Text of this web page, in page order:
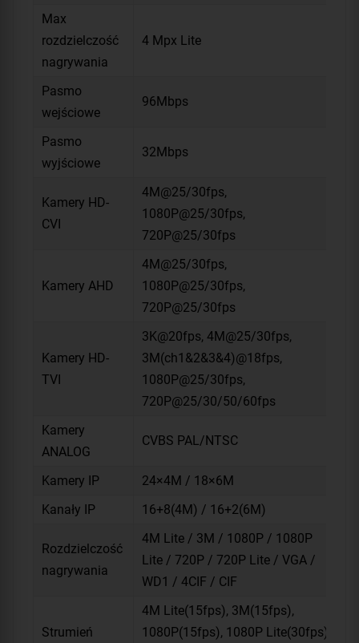
Max
rozdzielczość
nagrywania
4 Mpx Lite
Pasmo
wejściowe
96Mbps
Pasmo
wyjściowe
32Mbps
Kamery HD-
CVI
4M@25/30fps,
1080P@25/30fps,
720P@25/30fps
Kamery AHD
4M@25/30fps,
1080P@25/30fps,
720P@25/30fps
Kamery HD-
TVI
3K@20fps, 4M@25/30fps,
3M(ch1&2&3&4)@18fps,
1080P@25/30fps,
720P@25/30/50/60fps
Kamery
ANALOG
CVBS PAL/NTSC
Kamery IP
24×4M / 18×6M
Kanały IP
16+8(4M) / 16+2(6M)
Rozdzielczość
nagrywania
4M Lite / 3M / 1080P / 1080P
Lite / 720P / 720P Lite / VGA /
WD1 / 4CIF / CIF
Strumień
4M Lite(15fps), 3M(15fps),
1080P(15fps), 1080P Lite(30fps),